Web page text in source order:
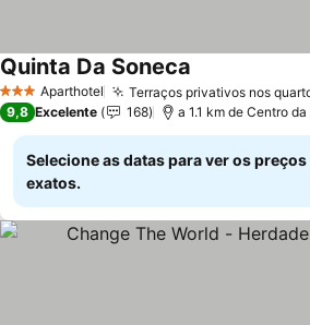
3 EstrelasAparthotel Terraços privativos nos
Quinta Da Soneca
9,8 Excelente 168 a 1.1 km de Centro
Selecione as datas para ver os preços
exatos.